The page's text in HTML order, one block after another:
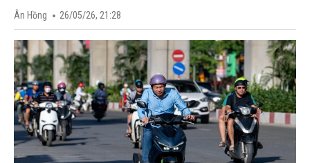
Ân Hồng 26/05/26, 21:28